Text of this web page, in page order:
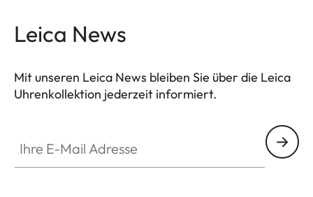
Leica News
Mit unseren Leica News bleiben Sie über die Leica
Uhrenkollektion jederzeit informiert.